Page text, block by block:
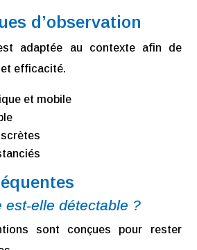
d’observation
adaptée au contexte afin de
efficacité.
et mobile
est-elle détectable ?
sont conçues pour rester